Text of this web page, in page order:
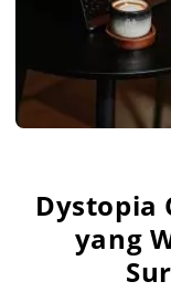
Dystopia
yang